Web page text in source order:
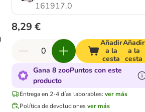
)
161917.0
8,29 €
Añadir
a la
cesta
Añadir
a la
cesta
Gana 8 zooPuntos con este
producto
Entrega en 2-4 días laborables: ver más
Política de devolucionesver más